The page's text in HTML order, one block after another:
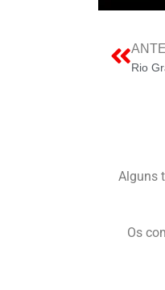
Alguns
Os